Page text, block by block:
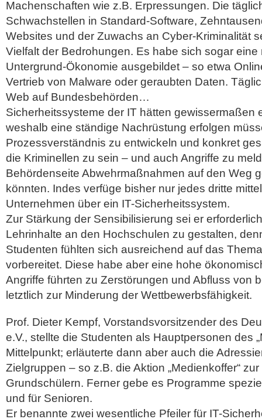
Machenschaften wie z.B. Erpressungen. Die
Schwachstellen in Standard-Software,
Websites und der Zuwachs an Cyber-Kriminalität
Vielfalt der Bedrohungen. Es habe sich sogar eine
Untergrund-Ökonomie ausgebildet – so etwa
Vertrieb von Malware oder geraubten Daten.
Web auf Bundesbehörden…
Sicherheitssysteme der IT hätten gewissermaßen
weshalb eine ständige Nachrüstung erfolgen
Prozessverständnis zu entwickeln und konkret
die Kriminellen zu sein – und auch Angriffe zu
Behördenseite Abwehrmaßnahmen auf den Weg
könnten. Indes verfüge bisher nur jedes dritte
Unternehmen über ein IT-Sicherheitssystem.
Zur Stärkung der Sensibilisierung sei er
Lehrinhalte an den Hochschulen zu gestalten,
Studenten fühlten sich ausreichend auf das
vorbereitet. Diese habe aber eine hohe
Angriffe führten zu Zerstörungen und Abfluss von
letztlich zur Minderung der Wettbewerbsfähigkeit.
Prof. Dieter Kempf, Vorstandsvorsitzender des
e.V., stellte die Studenten als Hauptpersonen des
Mittelpunkt; erläuterte dann aber auch die
Zielgruppen – so z.B. die Aktion „Medienkoffer“
Grundschülern. Ferner gebe es Programme
und für Senioren.
Er benannte zwei wesentliche Pfeiler für IT-